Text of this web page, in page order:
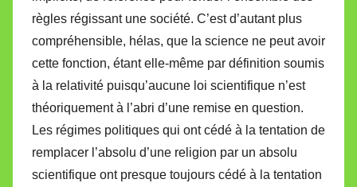
règles régissant une société. C’est d’autant plus
compréhensible, hélas, que la science ne peut avoir
cette fonction, étant elle-même par définition soumis
à la relativité puisqu’aucune loi scientifique n’est
théoriquement à l’abri d’une remise en question.
Les régimes politiques qui ont cédé à la tentation de
remplacer l’absolu d’une religion par un absolu
scientifique ont presque toujours cédé à la tentation